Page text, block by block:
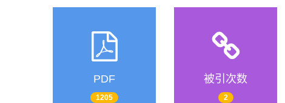
PDF
1205
被引次数
2